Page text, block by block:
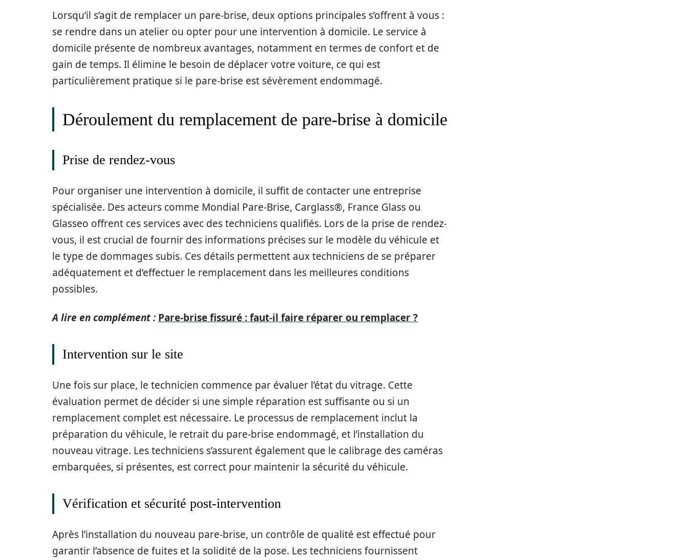
Lorsqu’il s’agit de remplacer un pare-brise, deux options principales s’offrent à vous :
se rendre dans un atelier ou opter pour une intervention à domicile. Le service à
domicile présente de nombreux avantages, notamment en termes de confort et de
gain de temps. Il élimine le besoin de déplacer votre voiture, ce qui est
particulièrement pratique si le pare-brise est sévèrement endommagé.
Déroulement du remplacement de pare-brise à domicile
Prise de rendez-vous
Pour organiser une intervention à domicile, il suffit de contacter une entreprise
spécialisée. Des acteurs comme Mondial Pare-Brise, Carglass®, France Glass ou
Glasseo offrent ces services avec des techniciens qualifiés. Lors de la prise de rendez-
vous, il est crucial de fournir des informations précises sur le modèle du véhicule et
le type de dommages subis. Ces détails permettent aux techniciens de se préparer
adéquatement et d’effectuer le remplacement dans les meilleures conditions
possibles.
A lire en complément : Pare-brise fissuré : faut-il faire réparer ou remplacer ?
Intervention sur le site
Une fois sur place, le technicien commence par évaluer l’état du vitrage. Cette
évaluation permet de décider si une simple réparation est suffisante ou si un
remplacement complet est nécessaire. Le processus de remplacement inclut la
préparation du véhicule, le retrait du pare-brise endommagé, et l’installation du
nouveau vitrage. Les techniciens s’assurent également que le calibrage des caméras
embarquées, si présentes, est correct pour maintenir la sécurité du véhicule.
Vérification et sécurité post-intervention
Après l’installation du nouveau pare-brise, un contrôle de qualité est effectué pour
garantir l’absence de fuites et la solidité de la pose. Les techniciens fournissent